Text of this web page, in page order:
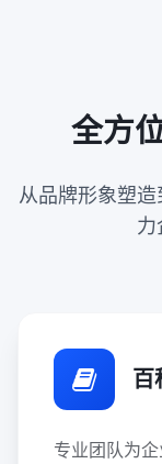
全方
从品牌形象塑
力
百
专业团队为